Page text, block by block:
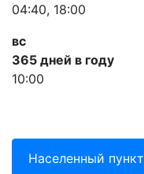
04:40, 18:00
вс
365 дней в году
10:00
Населенный пункт